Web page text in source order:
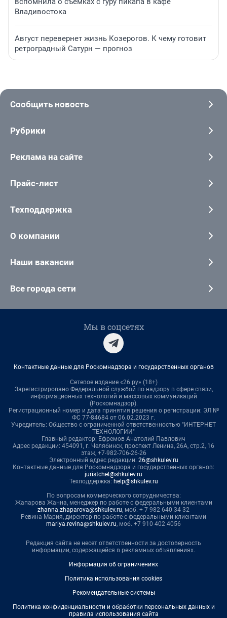
Владивостока
Август перевернет жизнь Козерогов. К чему готовит
ретроградный Сатурн — прогноз
Сообщить новость
Рубрики
Реклама на сайте
Прайс-лист
Техподдержка
О компании
Наши вакансии
Все города сети
Мы в соцсетях
Контактные данные для Роскомнадзора и государственных органов
Сетевое издание «26.ру» (18+)
Зарегистрировано Федеральной службой по надзору в сфере связи,
информационных технологий и массовых коммуникаций
(Роскомнадзор).
Регистрационный номер и дата принятия решения о регистрации: ЭЛ №
ФС 77-84684 от 06.02.2023 г.
Учредитель: Общество с ограниченной ответственностью "ИНТЕРНЕТ
ТЕХНОЛОГИИ"
Главный редактор: Ефремов Анатолий Павлович
Адрес редакции: 454091, г. Челябинск, проспект Ленина, 26А, стр.2, 16
этаж, +7-982-706-26-26
Электронный адрес редакции: 26@shkulev.ru
Контактные данные для Роскомнадзора и государственных органов:
juristchel@shkulev.ru
Техподдержка: help@shkulev.ru
По вопросам коммерческого сотрудничества:
Жапарова Жанна, менеджер по работе с федеральными клиентами
zhanna.zhaparova@shkulev.ru, моб. + 7 982 640 34 32
Ревина Мария, директор по работе с федеральными клиентами
mariya.revina@shkulev.ru, моб. +7 910 402 4056
Редакция сайта не несет ответственности за достоверность
информации, содержащейся в рекламных объявлениях.
Информация об ограничениях
Политика использования cookies
Рекомендательные системы
Политика конфиденциальности и обработки персональных данных и
правила использования сайта